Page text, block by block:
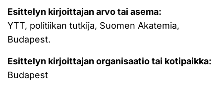
Esittelyn kirjoittajan arvo tai asema:
YTT, politiikan tutkija, Suomen Akatemia,
Budapest.
Esittelyn kirjoittajan organisaatio tai kotipaikka:
Budapest